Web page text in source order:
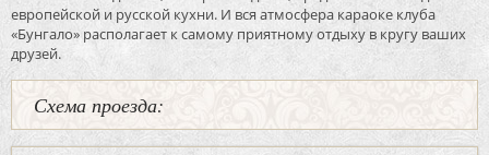
европейской и русской кухни. И вся атмосфера караоке клуба
«Бунгало» располагает к самому приятному отдыху в кругу ваших
друзей.
Схема проезда: